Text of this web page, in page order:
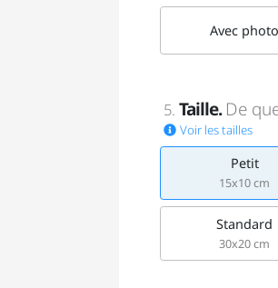
Avec photo
5. Taille. De
Voir les tailles
Petit
15x10 cm
Standard
30x20 cm